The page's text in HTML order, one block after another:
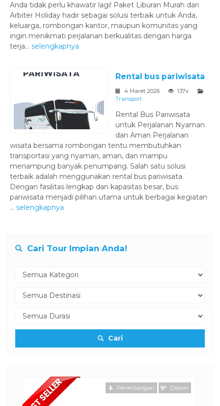
Anda tidak perlu khawatir lagi! Paket Liburan Murah dari
Arbiter Holiday hadir sebagai solusi terbaik untuk Anda,
keluarga, rombongan kantor, maupun komunitas yang
ingin menikmati perjalanan berkualitas dengan harga
terja... selengkapnya
Rental bus pariwisata
4 Maret 2026
137x
Transport
‎Rental Bus Pariwisata
untuk Perjalanan Nyaman
dan Aman ‎Perjalanan
wisata bersama rombongan tentu membutuhkan
transportasi yang nyaman, aman, dan mampu
menampung banyak penumpang. Salah satu solusi
terbaik adalah menggunakan rental bus pariwisata.
Dengan fasilitas lengkap dan kapasitas besar, bus
pariwisata menjadi pilihan utama untuk berbagai kegiatan
... selengkapnya
Cari Tour Impian Anda!
Cari
Penerbangan Diskon